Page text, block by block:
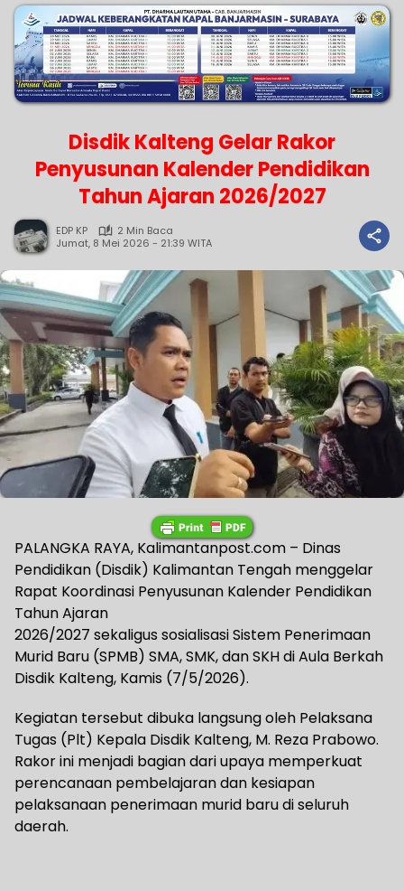
Disdik Kalteng Gelar Rakor
Penyusunan Kalender Pendidikan
Tahun Ajaran 2026/2027
EDP KP
2 Min Baca
Jumat, 8 Mei 2026 - 21:39 WITA
PALANGKA RAYA, Kalimantanpost.com – Dinas
Pendidikan (Disdik) Kalimantan Tengah menggelar
Rapat Koordinasi Penyusunan Kalender Pendidikan
Tahun Ajaran
2026/2027 sekaligus sosialisasi Sistem Penerimaan
Murid Baru (SPMB) SMA, SMK, dan SKH di Aula Berkah
Disdik Kalteng, Kamis (7/5/2026).
Kegiatan tersebut dibuka langsung oleh Pelaksana
Tugas (Plt) Kepala Disdik Kalteng, M. Reza Prabowo.
Rakor ini menjadi bagian dari upaya memperkuat
perencanaan pembelajaran dan kesiapan
pelaksanaan penerimaan murid baru di seluruh
daerah.